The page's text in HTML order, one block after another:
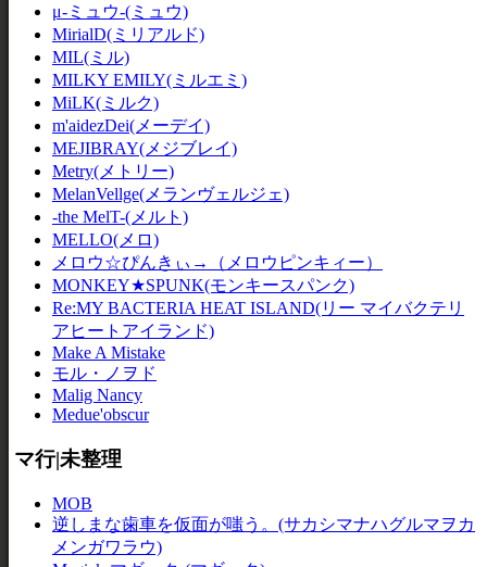
μ-ミュウ-(ミュウ)
MirialD(ミリアルド)
MIL(ミル)
MILKY EMILY(ミルエミ)
MiLK(ミルク)
m'aidezDei(メーデイ)
MEJIBRAY(メジブレイ)
Metry(メトリー)
MelanVellge(メランヴェルジェ)
-the MelT-(メルト)
MELLO(メロ)
メロウ☆ぴんきぃ→（メロウピンキィー）
MONKEY★SPUNK(モンキースパンク)
Re:MY BACTERIA HEAT ISLAND(リー マイバクテリ
アヒートアイランド)
Make A Mistake
モル・ノヲド
Malig Nancy
Medue'obscur
マ行|未整理
MOB
逆しまな歯車を仮面が嗤う。(サカシマナハグルマヲカ
メンガワラウ)